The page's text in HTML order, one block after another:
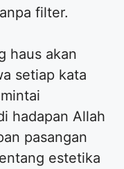
filter.
haus akan
setiap kata
hadapan Allah
pasangan
estetika